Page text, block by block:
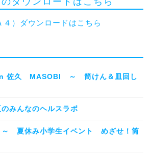
）ダウンロードはこちら
in 佐久 MASOBI ～ 筒けん＆皿回し
みんなのヘルスラボ
夏休み小学生イベント めざせ！筒